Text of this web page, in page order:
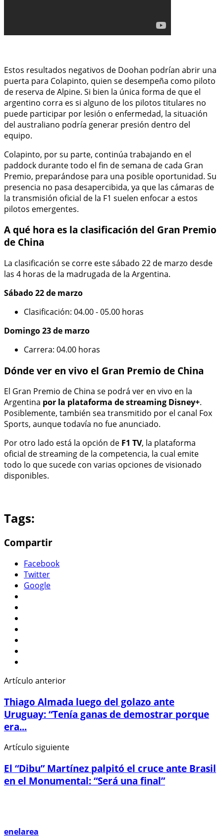
Estos resultados negativos de Doohan podrían abrir una
puerta para Colapinto, quien se desempeña como piloto
de reserva de Alpine. Si bien la única forma de que el
argentino corra es si alguno de los pilotos titulares no
puede participar por lesión o enfermedad, la situación
del australiano podría generar presión dentro del
equipo.
Colapinto, por su parte, continúa trabajando en el
paddock durante todo el fin de semana de cada Gran
Premio, preparándose para una posible oportunidad. Su
presencia no pasa desapercibida, ya que las cámaras de
la transmisión oficial de la F1 suelen enfocar a estos
pilotos emergentes.
A qué hora es la clasificación del Gran Premio
de China
La clasificación se corre este sábado 22 de marzo desde
las 4 horas de la madrugada de la Argentina.
Sábado 22 de marzo
Clasificación: 04.00 - 05.00 horas
Domingo 23 de marzo
Carrera: 04.00 horas
Dónde ver en vivo el Gran Premio de China
El Gran Premio de China se podrá ver en vivo en la
Argentina por la plataforma de streaming Disney+.
Posiblemente, también sea transmitido por el canal Fox
Sports, aunque todavía no fue anunciado.
Por otro lado está la opción de F1 TV, la plataforma
oficial de streaming de la competencia, la cual emite
todo lo que sucede con varias opciones de visionado
disponibles.
Tags:
Compartir
Facebook
Twitter
Google
Artículo anterior
Thiago Almada luego del golazo ante
Uruguay: “Tenía ganas de demostrar porque
era...
Artículo siguiente
El “Dibu” Martínez palpitó el cruce ante Brasil
en el Monumental: “Será una final”
enelarea